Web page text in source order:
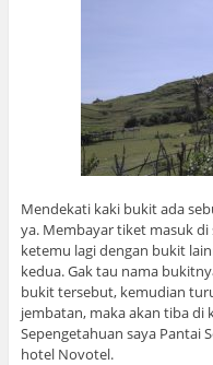
Mendekati kaki bukit ada
ya. Membayar tiket masuk
ketemu lagi dengan bukit
kedua. Gak tau nama
bukit tersebut, kemudian
jembatan, maka akan tiba
Sepengetahuan saya Pantai
hotel Novotel.